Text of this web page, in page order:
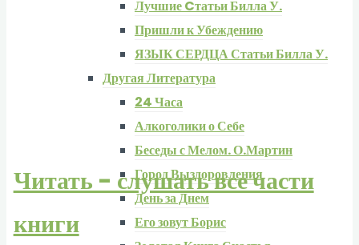
Лучшие Cтатьи Билла У.
Пришли к Убеждению
ЯЗЫК СЕРДЦА Статьи Билла У.
Другая Литература
24 Часа
Алкоголики о Себе
Беседы с Мелом. О.Мартин
Город Выздоровления
День за Днем
Его зовут Борис
Читать - слушать все части
книги